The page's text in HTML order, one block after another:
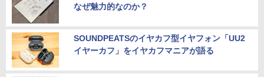
なぜ魅力的なのか？
SOUNDPEATSのイヤカフ型イヤフォン「UU2
イヤーカフ」をイヤカフマニアが語る